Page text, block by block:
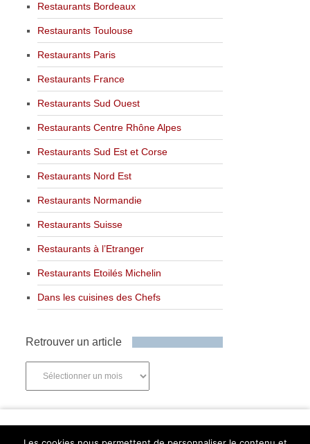
Restaurants Bordeaux
Restaurants Toulouse
Restaurants Paris
Restaurants France
Restaurants Sud Ouest
Restaurants Centre Rhône Alpes
Restaurants Sud Est et Corse
Restaurants Nord Est
Restaurants Normandie
Restaurants Suisse
Restaurants à l’Etranger
Restaurants Etoilés Michelin
Dans les cuisines des Chefs
Retrouver un article